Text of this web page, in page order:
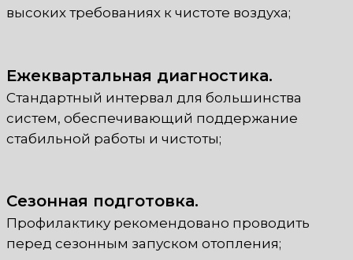
высоких требованиях к чистоте воздуха;
Ежеквартальная диагностика.
Стандартный интервал для большинства
систем, обеспечивающий поддержание
стабильной работы и чистоты;
Сезонная подготовка.
Профилактику рекомендовано проводить
перед сезонным запуском отопления;